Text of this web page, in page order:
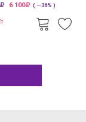
6 100 ( —36% )